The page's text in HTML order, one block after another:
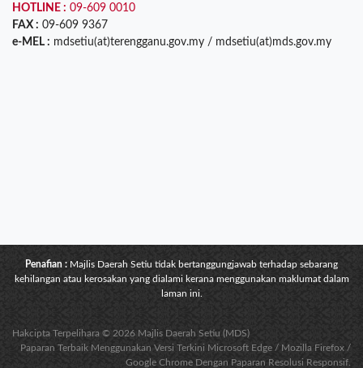
HOTLINE : 09-609 0010
FAX : 09-609 9367
e-MEL : mdsetiu(at)terengganu.gov.my / mdsetiu(at)mds.gov.my
Penafian : Majlis Daerah Setiu tidak bertanggungjawab terhadap sebarang
kehilangan atau kerosakan yang dialami kerana menggunakan maklumat dalam
laman ini.
Hakcipta Terpelihara © 2026 Majlis Daerah Setiu (MDS)
Paparan Terbaik Menggunakan Versi Terkini Microsoft Edge / Mozilla Firefox /
Google Chrome Dengan Paparan Resolusi Responsif.